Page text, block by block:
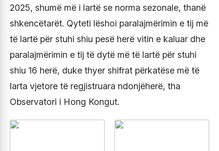
2025, shumë më i lartë se norma sezonale, thanë
shkencëtarët. Qyteti lëshoi ​​paralajmërimin e tij më
të lartë për stuhi shiu pesë herë vitin e kaluar dhe
paralajmërimin e tij të dytë më të lartë për stuhi
shiu 16 herë, duke thyer shifrat përkatëse më të
larta vjetore të regjistruara ndonjëherë, tha
Observatori i Hong Kongut.